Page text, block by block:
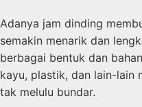
Adanya jam dinding
semakin menarik dan
berbagai bentuk dan
kayu, plastik, dan lain-lain
tak melulu bundar.